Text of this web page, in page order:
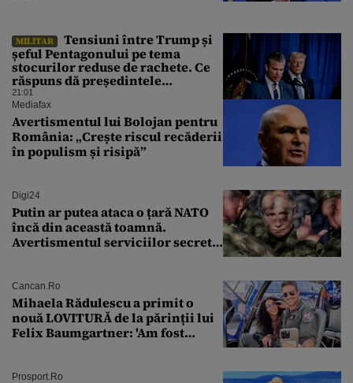
MILITAR
Tensiuni între Trump și
șeful Pentagonului pe tema
stocurilor reduse de rachete. Ce
răspuns dă președintele
american
21:01
Mediafax
Avertismentul lui Bolojan pentru
România: „Crește riscul recăderii
în populism și risipă”
Digi24
Putin ar putea ataca o țară NATO
încă din această toamnă.
Avertismentul serviciilor secrete
Cancan.ro
Mihaela Rădulescu a primit o
nouă LOVITURĂ de la părinții lui
Felix Baumgartner: 'Am fost
Prosport.ro